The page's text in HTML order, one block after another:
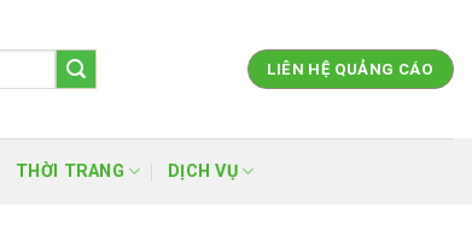
LIÊN HỆ QUẢNG CÁO
THỜI TRANG DỊCH VỤ